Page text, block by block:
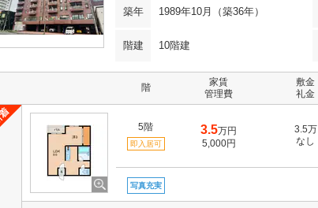
築年 1989年10月（築36年）
階建 10階建
階
家賃
管理費
敷金
礼金
5階
即入居可
3.5万円
5,000円
3.5万
なし
写真充実